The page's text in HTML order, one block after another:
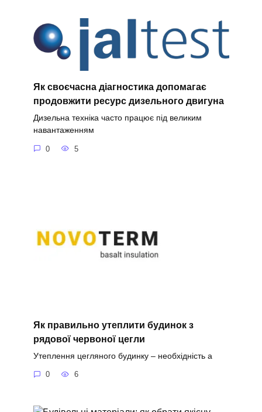
Як своєчасна діагностика допомагає
продовжити ресурс дизельного двигуна
Дизельна техніка часто працює під великим
навантаженням
0 5
Як правильно утеплити будинок з
рядової червоної цегли
Утеплення цегляного будинку – необхідність а
0 6